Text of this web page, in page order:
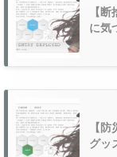
【
に気
【
グッ